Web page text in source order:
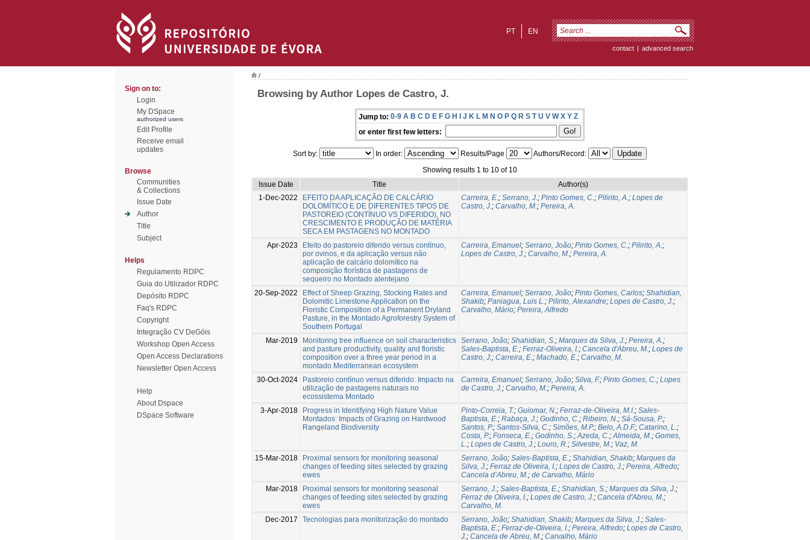
EN
PT
contact | advanced search
Sign on to:
Login
My DSpace
authorized users
Edit Profile
Receive email
updates
Browse
Communities
& Collections
Issue Date
Author
Title
Subject
Helps
Regulamento RDPC
Guia do Utilizador RDPC
Depósito RDPC
Faq's RDPC
Copyright
Integração CV DeGóis
Workshop Open Access
Open Access Declarations
Newsletter Open Access
Help
About Dspace
DSpace Software
/
Browsing by Author Lopes de Castro, J.
Jump to: 0-9 A B C D E F G H I J K L M N O P Q R S T U V W X Y Z
or enter first few letters:
Sort by: In order: Results/Page
Authors/Record:
Showing results 1 to 10 of 10
Issue Date
Title
Author(s)
1-Dec-2022
EFEITO DA APLICAÇÃO DE CALCÁRIO
DOLOMÍTICO E DE DIFERENTES TIPOS DE
PASTOREIO (CONTÍNUO VS DIFERIDO), NO
CRESCIMENTO E PRODUÇÃO DE MATÉRIA
SECA EM PASTAGENS NO MONTADO
Carreira, E.; Serrano, J.; Pinto Gomes, C.; Pilirito, A.; Lopes de
Castro, J.; Carvalho, M.; Pereira, A.
Apr-2023
Efeito do pastoreio diferido versus contínuo,
por ovinos, e da aplicação versus não
aplicação de calcário dolomítico na
composição florística de pastagens de
sequeiro no Montado alentejano
Carreira, Emanuel; Serrano, João; Pinto Gomes, C.; Pilirito, A.;
Lopes de Castro, J.; Carvalho, M.; Pereira, A.
20-Sep-2022
Effect of Sheep Grazing, Stocking Rates and
Dolomitic Limestone Application on the
Floristic Composition of a Permanent Dryland
Pasture, in the Montado Agroforestry System of
Southern Portugal
Carreira, Emanuel; Serrano, João; Pinto Gomes, Carlos; Shahidian,
Shakib; Paniagua, Luis L.; Pilirito, Alexandre; Lopes de Castro, J.;
Carvalho, Mário; Pereira, Alfredo
Mar-2019
Monitoring tree influence on soil characteristics
and pasture productivity, quality and floristic
composition over a three year period in a
montado Mediterranean ecosystem
Serrano, João; Shahidian, S.; Marques da Silva, J.; Pereira, A.;
Sales-Baptista, E.; Ferraz-Oliveira, I.; Cancela d'Abreu, M.; Lopes de
Castro, J.; Carreira, E.; Machado, E.; Carvalho, M.
30-Oct-2024
Pastoreio contínuo versus diferido: Impacto na
utilização de pastagens naturais no
ecossistema Montado
Carreira, Emanuel; Serrano, João; Silva, F.; Pinto Gomes, C.; Lopes
de Castro, J.; Carvalho, M.; Pereira, A.
3-Apr-2018
Progress in Identifying High Nature Value
Montados: Impacts of Grazing on Hardwood
Rangeland Biodiversity
Pinto-Correia, T.; Guiomar, N.; Ferraz-de-Oliveira, M.I.; Sales-
Baptista, E.; Rabaça, J.; Godinho, C.; Ribeiro, N.; Sá-Sousa, P.;
Santos, P.; Santos-Silva, C.; Simões, M.P.; Belo, A.D.F.; Catarino, L.;
Costa, P.; Fonseca, E.; Godinho, S.;Azeda, C.;Almeida, M.; Gomes,
L.; Lopes de Castro, J.; Louro, R.; Silvestre, M.; Vaz, M.
15-Mar-2018
Proximal sensors for monitoring seasonal
changes of feeding sites selected by grazing
ewes
Serrano, João; Sales-Baptista, E.; Shahidian, Shakib; Marques da
Silva, J.; Ferraz de Oliveira, I.; Lopes de Castro, J.; Pereira, Alfredo;
Cancela d’Abreu, M.; de Carvalho, Mário
Mar-2018
Proximal sensors for monitoring seasonal
changes of feeding sites selected by grazing
ewes
Serrano, J.; Sales-Baptista, E.; Shahidian, S.; Marques da Silva, J.;
Ferraz de Oliveira, I.; Lopes de Castro, J.; Cancela d'Abreu, M.;
Carvalho, M.
Dec-2017
Tecnologias para monitorização do montado Serrano, João; Shahidian, Shakib; Marques da Silva, J.; Sales-
Baptista, E.; Ferraz-de-Oliveira, I.; Pereira, Alfredo; Lopes de Castro,
J.; Cancela de Abreu, M.; Carvalho, Mário